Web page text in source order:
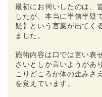
最初にお伺いしたのは、
したが、本当に半信半疑
疑】という言葉が出てく
ました。
施術内容は口では言い表
さいとしか言いようがあ
こりどころか体の歪みさ
を覚えています。